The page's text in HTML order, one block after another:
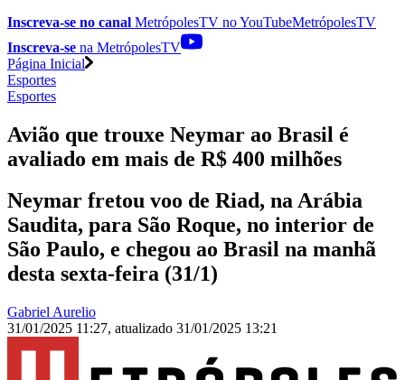
Inscreva-se no canal MetrópolesTV noYouTubeMetrópolesTV
Inscreva-se na MetrópolesTV
Página Inicial
Esportes
Esportes
Avião que trouxe Neymar ao Brasil é
avaliado em mais de R$ 400 milhões
Neymar fretou voo de Riad, na Arábia
Saudita, para São Roque, no interior de
São Paulo, e chegou ao Brasil na manhã
desta sexta-feira (31/1)
Gabriel Aurelio
31/01/2025 11:27, atualizado 31/01/2025 13:21